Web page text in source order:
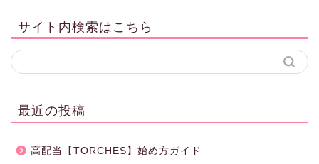
サイト内検索はこちら
最近の投稿
高配当【TORCHES】始め方ガイド